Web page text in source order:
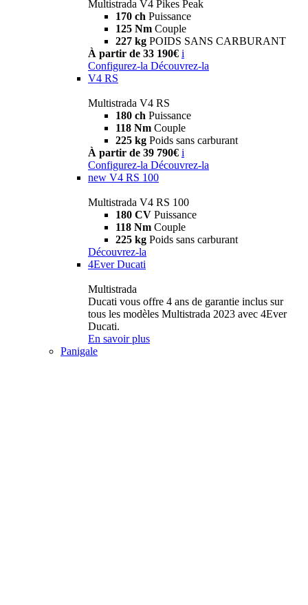
Multistrada V4 Pikes Peak
170 ch Puissance
125 Nm Couple
227 kg POIDS SANS CARBURANT
À partir de 33 190€ i
Configurez-la Découvrez-la
V4 RS
Multistrada V4 RS
180 ch Puissance
118 Nm Couple
225 kg Poids sans carburant
À partir de 39 790€ i
Configurez-la Découvrez-la
new V4 RS 100
Multistrada V4 RS 100
180 CV Puissance
118 Nm Couple
225 kg Poids sans carburant
Découvrez-la
4Ever Ducati
Multistrada
Ducati vous offre 4 ans de garantie inclus sur
tous les modèles Multistrada 2023 avec 4Ever
Ducati.
En savoir plus
Panigale